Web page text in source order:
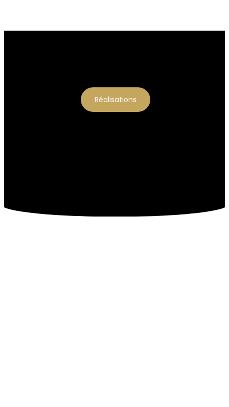
Réalisations